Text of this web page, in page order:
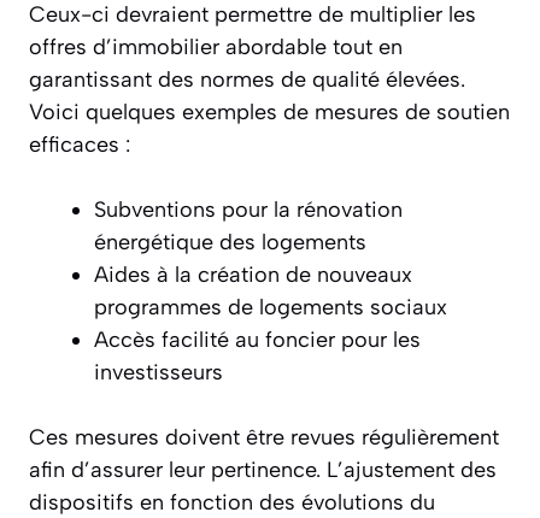
Ceux-ci devraient permettre de multiplier les
offres d’immobilier abordable tout en
garantissant des normes de qualité élevées.
Voici quelques exemples de mesures de soutien
efficaces :
Subventions pour la rénovation
énergétique des logements
Aides à la création de nouveaux
programmes de logements sociaux
Accès facilité au foncier pour les
investisseurs
Ces mesures doivent être revues régulièrement
afin d’assurer leur pertinence. L’ajustement des
dispositifs en fonction des évolutions du